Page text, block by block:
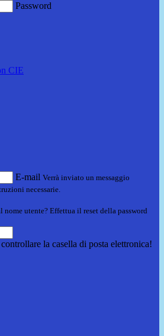
Password
CIE
E-mail Verrà inviato un messaggio
necessarie.
nome utente? Effettua il reset della password
la casella di posta elettronica!